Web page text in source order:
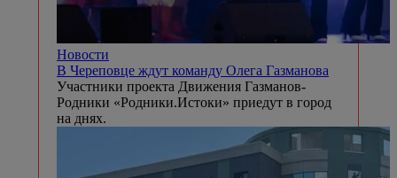
Новости
В Череповце ждут команду Олега Газманова
Участники проекта Движения Газманов-
Родники «Родники.Истоки» приедут в город
на днях.